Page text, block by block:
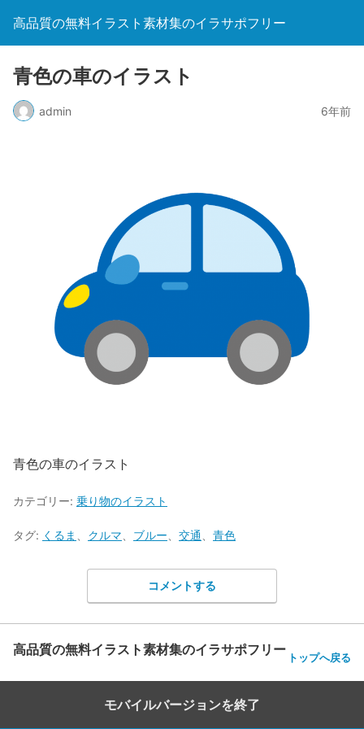
高品質の無料イラスト素材集のイラサポフリー
青色の車のイラスト
admin 6年前
青色の車のイラスト
カテゴリー: 乗り物のイラスト
タグ: くるま クルマ ブルー 交通 青色
コメントする
高品質の無料イラスト素材集のイラサポフリー トップへ戻る
モバイルバージョンを終了